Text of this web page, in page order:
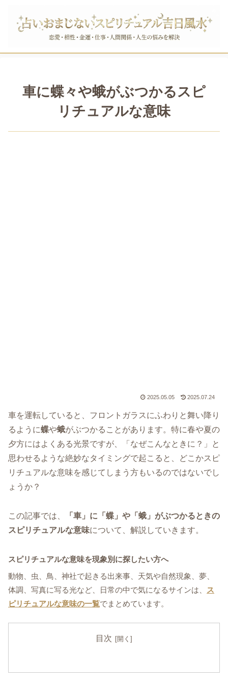
車に蝶々や蛾がぶつかるスピ
リチュアルな意味
2025.05.05 2025.07.24
車を運転していると、フロントガラスにふわりと舞い降り
るように蝶や蛾がぶつかることがあります。特に春や夏の
夕方にはよくある光景ですが、「なぜこんなときに？」と
思わせるような絶妙なタイミングで起こると、どこかスピ
リチュアルな意味を感じてしまう方もいるのではないでし
ょうか？
この記事では、
「車」に「蝶」や「蛾」がぶつかるときの
スピリチュアルな意味について、解説していきます。
スピリチュアルな意味を現象別に探したい方へ
動物、虫、鳥、神社で起きる出来事、天気や自然現象、夢、
体調、写真に写る光など、日常の中で気になるサインは、
ス
ピリチュアルな意味の一覧でまとめています。
目次